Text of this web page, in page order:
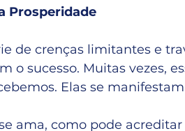
Prosperidade
de crenças limitantes e
o sucesso. Muitas vezes,
Elas se
ama, como pode